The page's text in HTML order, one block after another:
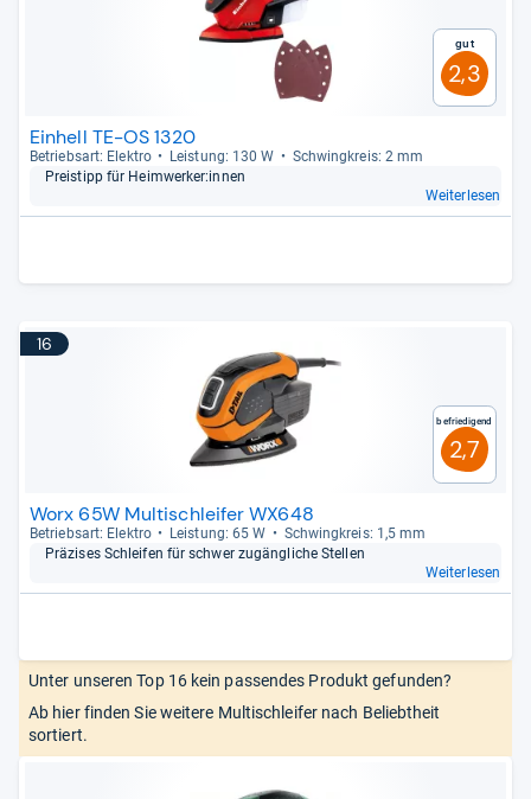
Gut
2,3
Einhell TE-OS 1320
Betriebs­art: Elek­tro Leis­tung: 130 W
Schwing­kreis: 2 mm
Preis­tipp für Heim­wer­ker:innen
Weiterlesen
16
Befriedigend
2,7
Worx 65W Multischleifer WX648
Betriebs­art: Elek­tro Leis­tung: 65 W
Schwing­kreis: 1,5 mm
Prä­zi­ses Schlei­fen für schwer zugäng­li­che Stel­len
Weiterlesen
Unter unseren Top 16 kein passendes Produkt gefunden?
Ab hier finden Sie weitere Multischleifer nach Beliebtheit
sortiert.